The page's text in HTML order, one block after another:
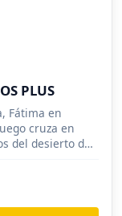
PLUS
Fátima en
cruza en
del desierto del